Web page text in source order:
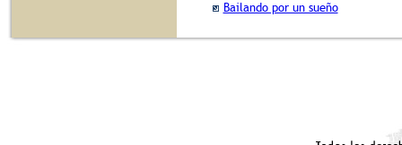
Bailando por un sueño